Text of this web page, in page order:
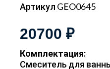
Артикул GEO0645
20700 ₽
Комплектация:
Смеситель для